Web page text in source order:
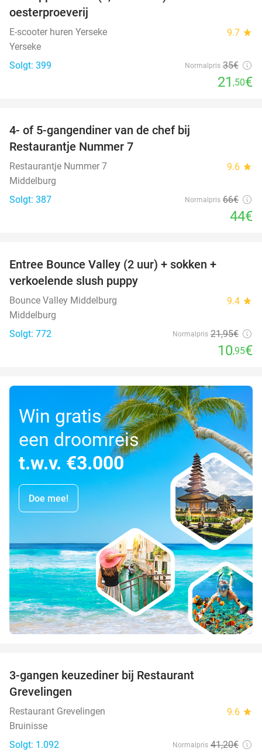
oesterproeverij
E-scooter huren Yerseke 9.7 star
Yerseke
Solgt: 399
Normalpris 35€
21 ,50€
4- of 5-gangendiner van de chef bij
Restaurantje Nummer 7
Restaurantje Nummer 7 9.6 star
Middelburg
Solgt: 387
Normalpris 66€
44€
Entree Bounce Valley (2 uur) + sokken +
verkoelende slush puppy
Bounce Valley Middelburg 9.4 star
Middelburg
Solgt: 772
Normalpris 21,95€
10,95€
Win gratis
een droomreis
t.w.v. €3.000
Doe mee!
3-gangen keuzediner bij Restaurant
Grevelingen
Restaurant Grevelingen 9.6 star
Bruinisse
Solgt: 1.092
Normalpris 41,20€